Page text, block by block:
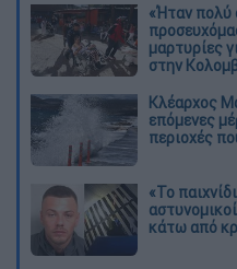
«Ήταν πολύ
μαρτυρίες
στην
Κλέαρχος
επόμενες
περιοχές
«Το
κάτω από